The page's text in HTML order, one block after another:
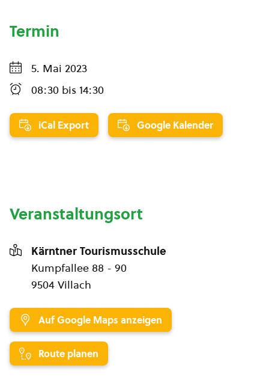
Termin
5. Mai 2023
08:30 bis 14:30
iCal Export Google Kalender
Veranstaltungsort
Kärntner Tourismusschule
Kumpfallee 88 - 90
9504 Villach
Auf Google Maps anzeigen
Route planen